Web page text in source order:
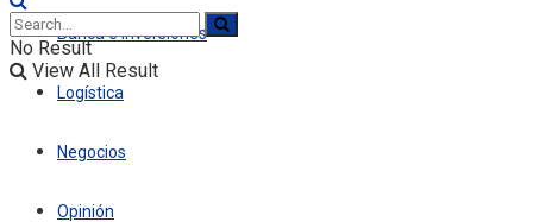
Banca e Inversiones
Logística
Negocios
Opinión
No Result
View All Result